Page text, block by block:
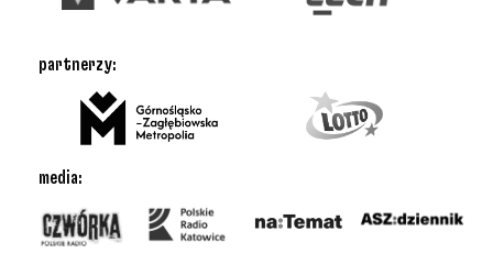
media:
partnerzy: